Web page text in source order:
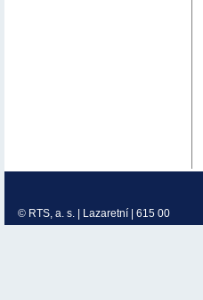
© RTS, a. s. | Lazaretní | 615 00